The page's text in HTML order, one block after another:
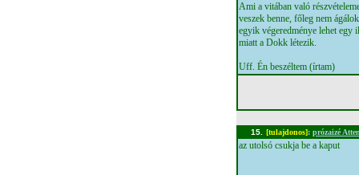
Ami a vitában való
veszek benne, főleg nem
egyik végeredménye lehet egy
miatt a Dokk létezik.
Uff. Én beszéltem (írtam)
15. [tulajdonos]: prózaizé
az utolsó csukja be a kaput